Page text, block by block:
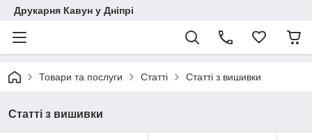
Друкарня Кавун у Дніпрі
Товари та послуги Статті Статті з вишивки
Статті з вишивки